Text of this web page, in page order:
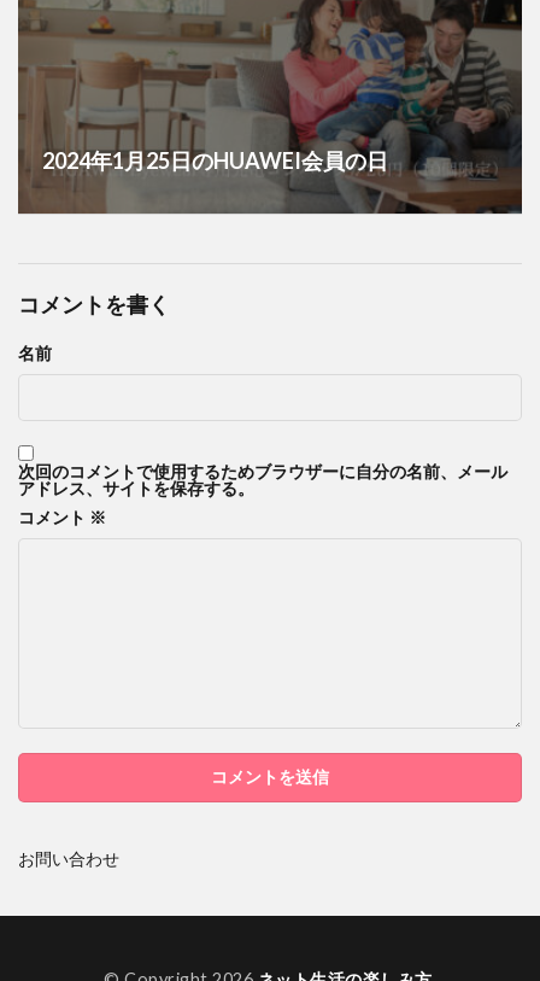
2024年1月25日のHUAWEI会員の日
コメントを書く
名前
次回のコメントで使用するためブラウザーに自分の名前、メール
アドレス、サイトを保存する。
コメント ※
お問い合わせ